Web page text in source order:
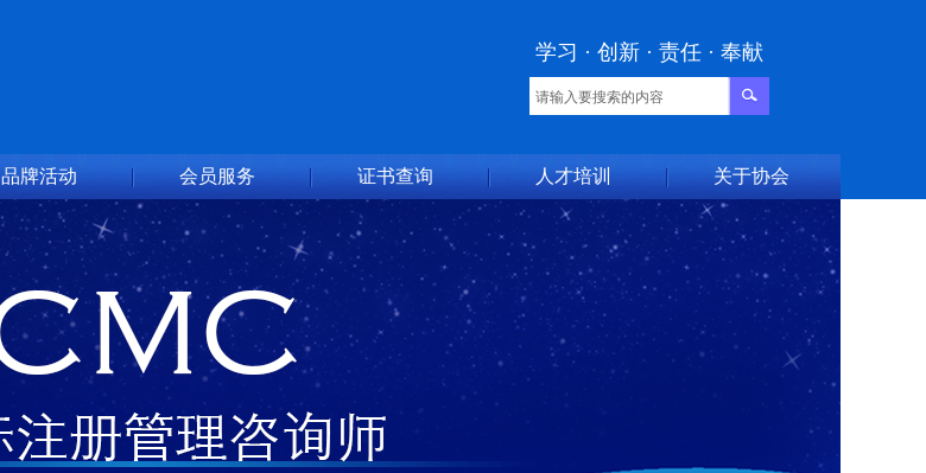
学习 · 创新 · 责任 · 奉献
品牌活动 会员服务 证书查询 人才培训 关于协会